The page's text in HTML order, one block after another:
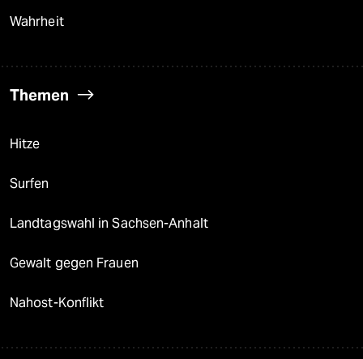
Wahrheit
Themen
Hitze
Surfen
Landtagswahl in Sachsen-Anhalt
Gewalt gegen Frauen
Nahost-Konflikt